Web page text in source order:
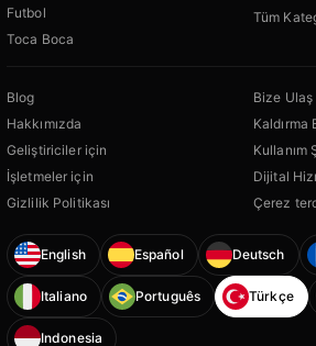
Futbol
Toca Boca
Tüm
Blog
Hakkımızda
Geliştiriciler için
İşletmeler için
Gizlilik Politikası
Bize Ulaş
Kaldırma
Kullanım
Dijital
Çerez
English Español Deutsch
Italiano Português Türkçe
Indonesia